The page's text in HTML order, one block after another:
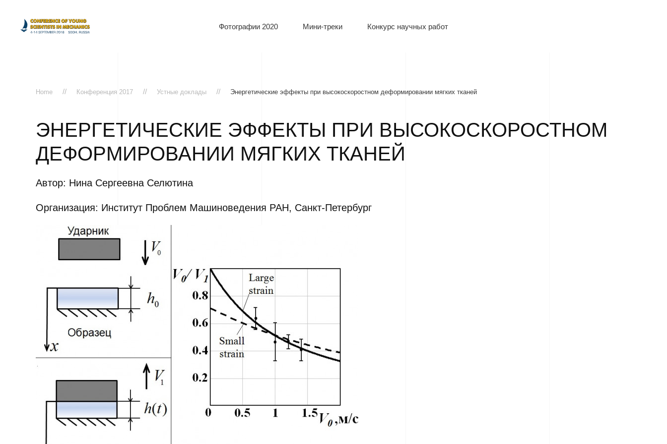
Фотографии 2020 Мини-треки Конкурс научных работ
Home Конференция 2017 Устные доклады Энергетические эффекты при высокоскоростном деформировании мягких тканей
ЭНЕРГЕТИЧЕСКИЕ ЭФФЕКТЫ ПРИ ВЫСОКОСКОРОСТНОМ
ДЕФОРМИРОВАНИИ МЯГКИХ ТКАНЕЙ
Автор: Нина Сергеевна Селютина
Организация: Институт Проблем Машиноведения РАН, Санкт-Петербург